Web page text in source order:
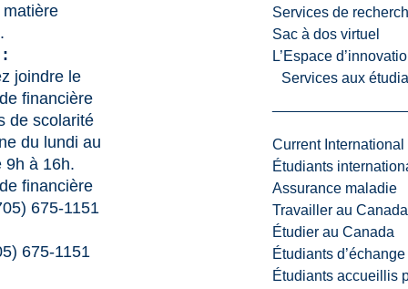
Services de
Sac à dos virtuel
L’Espace
Services aux
Current International
Étudiants
Assurance maladie
Travailler au Canada
Étudier au Canada
Étudiants
Étudiants accueillis
joindre le
financière
de scolarité
du lundi au
9h à 16h.
financière
675-1151
675-1151